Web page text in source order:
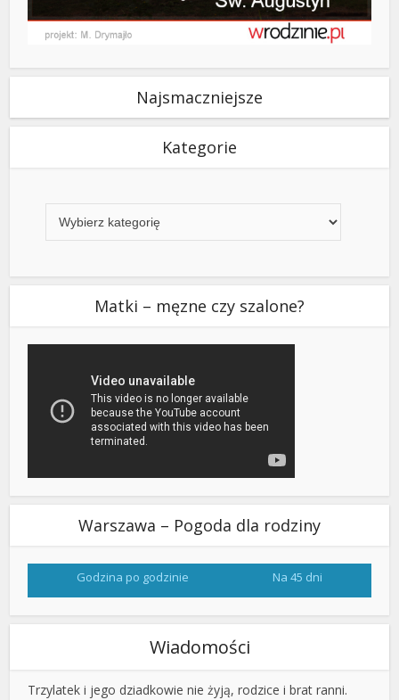
Najsmaczniejsze
Kategorie
Matki – męzne czy szalone?
Warszawa – Pogoda dla rodziny
Godzina po godzinie Na 45 dni
Wiadomości
Trzylatek i jego dziadkowie nie żyją, rodzice i brat ranni.